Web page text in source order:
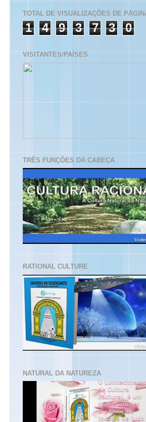
TOTAL DE VISUALIZAÇÕES DE
1 4 9 3 7 3 0
VISITANTES/PAÍSES
TRÊS FUNÇÕES DA CABEÇA
RATIONAL CULTURE
NATURAL DA NATUREZA